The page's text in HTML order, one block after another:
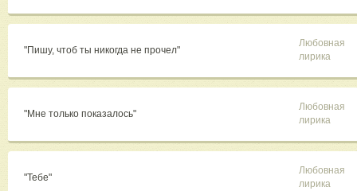
"Пишу, чтоб ты никогда не прочел"
Любовная
лирика
"Мне только показалось"
Любовная
лирика
"Тебе"
Любовная
лирика